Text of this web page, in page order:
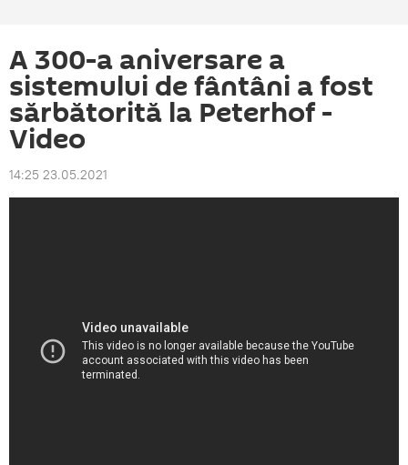
A 300-a aniversare a
sistemului de fântâni a fost
sărbătorită la Peterhof -
Video
14:25 23.05.2021